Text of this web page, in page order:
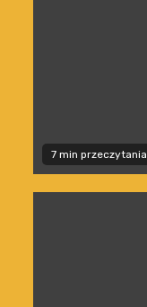
7 min przeczytania